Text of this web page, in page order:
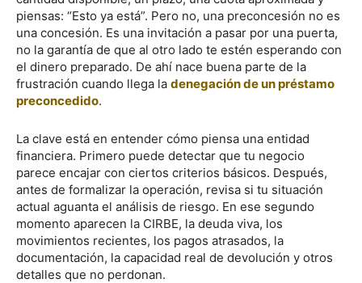
piensas: “Esto ya está”. Pero no, una preconcesión no es
una concesión. Es una invitación a pasar por una puerta,
no la garantía de que al otro lado te estén esperando con
el dinero preparado. De ahí nace buena parte de la
frustración cuando llega la denegación de un préstamo
preconcedido.
La clave está en entender cómo piensa una entidad
financiera. Primero puede detectar que tu negocio
parece encajar con ciertos criterios básicos. Después,
antes de formalizar la operación, revisa si tu situación
actual aguanta el análisis de riesgo. En ese segundo
momento aparecen la CIRBE, la deuda viva, los
movimientos recientes, los pagos atrasados, la
documentación, la capacidad real de devolución y otros
detalles que no perdonan.